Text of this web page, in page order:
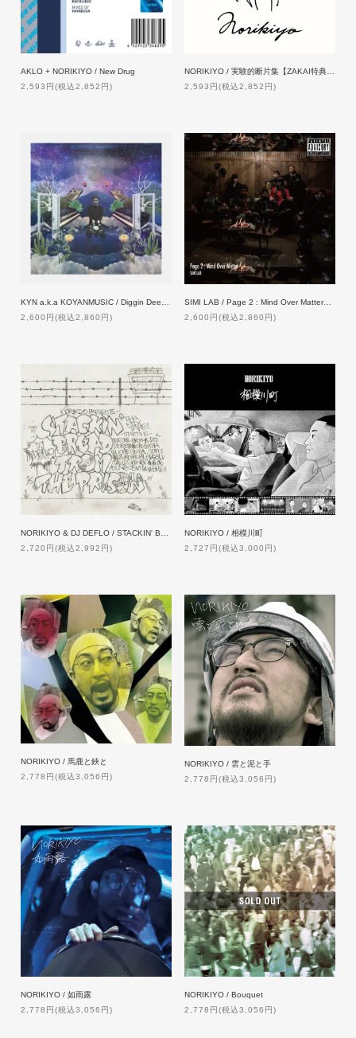
AKLO + NORIKIYO / New Drug
2,593円(税込2,852円)
2,593円(税込2,852円)
2,600円(税込2,860円)
SIMI LAB / Page 2 : Mind Over Matter【通常版】
2,600円(税込2,860円)
2,720円(税込2,992円)
NORIKIYO / 相模川町
2,727円(税込3,000円)
NORIKIYO / 馬鹿と鋏と
2,778円(税込3,056円)
NORIKIYO / 雲と泥と手
2,778円(税込3,056円)
NORIKIYO / 如雨露
2,778円(税込3,056円)
NORIKIYO / Bouquet
2,778円(税込3,056円)